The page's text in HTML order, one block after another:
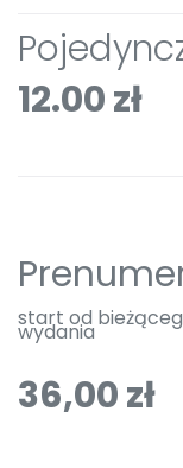
12.00 zł
start od
wydania
36,00 zł